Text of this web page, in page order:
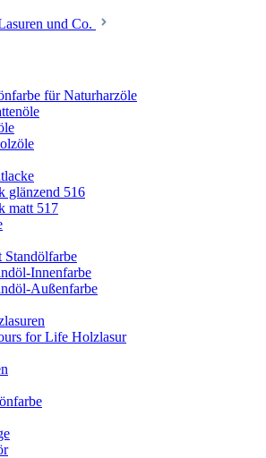
und Co.
für Naturharzöle
glänzend 516
matt 517
Standölfarbe
Innenfarbe
Außenfarbe
for Life Holzlasur